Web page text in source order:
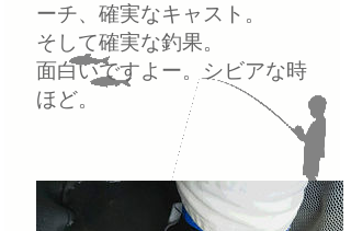
ーチ、確実なキャスト。
そして確実な釣果。
面白いですよー。シビアな時
ほど。